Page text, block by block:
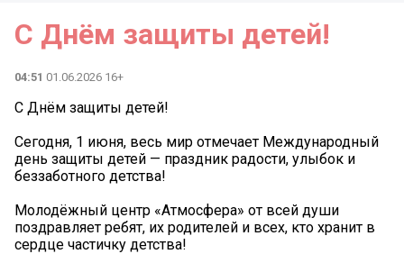
С Днём защиты детей!
04:51 01.06.2026 16+
С Днём защиты детей!
Сегодня, 1 июня, весь мир отмечает Международный
день защиты детей — праздник радости, улыбок и
беззаботного детства!
Молодёжный центр «Атмосфера» от всей души
поздравляет ребят, их родителей и всех, кто хранит в
сердце частичку детства!